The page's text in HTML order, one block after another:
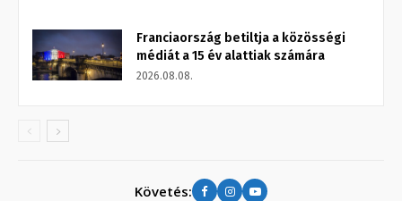
Franciaország betiltja a közösségi
médiát a 15 év alattiak számára
2026.08.08.
Követés: